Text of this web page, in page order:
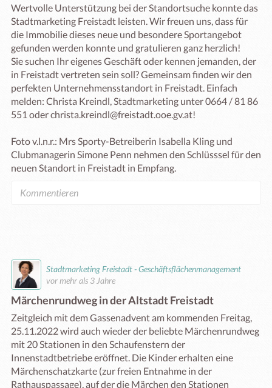
Wertvolle Unterstützung bei der Standortsuche konnte das
Stadtmarketing Freistadt leisten. Wir freuen uns, dass für
die Immobilie dieses neue und besondere Sportangebot
gefunden werden konnte und gratulieren ganz herzlich!
Sie suchen Ihr eigenes Geschäft oder kennen jemanden, der
in Freistadt vertreten sein soll? Gemeinsam finden wir den
perfekten Unternehmensstandort in Freistadt. Einfach
melden: Christa Kreindl, Stadtmarketing unter 0664 / 81 86
551 oder christa.kreindl@freistadt.ooe.gv.at!
Foto v.l.n.r.: Mrs Sporty-Betreiberin Isabella Kling und
Clubmanagerin Simone Penn nehmen den Schlüsssel für den
neuen Standort in Freistadt in Empfang.
Stadtmarketing Freistadt - Geschäftsflächenmanagement
vor mehr als 3 Jahre
Märchenrundweg in der Altstadt Freistadt
Zeitgleich mit dem Gassenadvent am kommenden Freitag,
25.11.2022 wird auch wieder der beliebte Märchenrundweg
mit 20 Stationen in den Schaufenstern der
Innenstadtbetriebe eröffnet. Die Kinder erhalten eine
Märchenschatzkarte (zur freien Entnahme in der
Rathauspassage), auf der die Märchen den Stationen